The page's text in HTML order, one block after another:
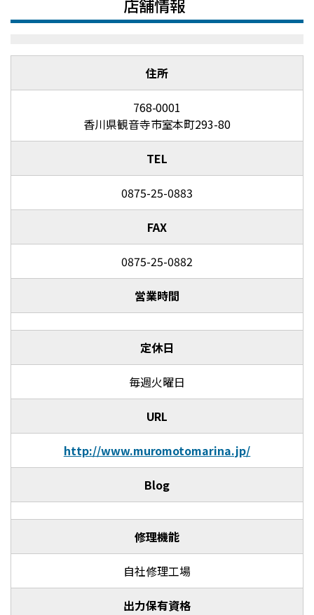
店舗情報
住所
768-0001
香川県観音寺市室本町293-80
TEL
0875-25-0883
FAX
0875-25-0882
営業時間
定休日
毎週火曜日
URL
http://www.muromotomarina.jp/
Blog
修理機能
自社修理工場
出力保有資格